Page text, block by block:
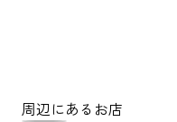
周辺にあるお店